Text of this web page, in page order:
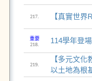
217. 【真實世
重要
218.
114學年登
219.
【多元文
以土地為根